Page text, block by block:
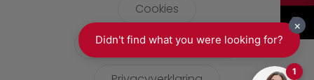
Cookies
gebruikersvoorwaarden